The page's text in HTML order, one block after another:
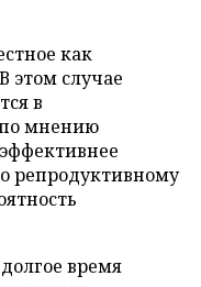
как
этом случае
в
мнению
репродуктивному
время